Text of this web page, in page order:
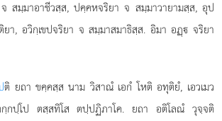
สมฺมาอาชีวสฺส, ปคฺคหจริยา จ สมฺมาวายามสฺส, อุป
า, อวิกฺเขปจริยา จ สมฺมาสมาธิสฺส. อิมา อฏฺ จริยา
ติ ยถา ขคฺคสฺส นาม วิสาณํ เอกํ โหติ อทุติยํ, เอวเมว
กปฺโป ตสฺสทิโส ตปฺปฏิภาโค. ยถา อติโลณํ วุจฺจติ